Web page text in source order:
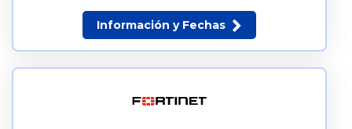
Información y Fechas